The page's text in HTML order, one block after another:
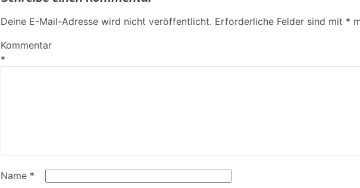
Deine E-Mail-Adresse wird nicht veröffentlicht. Erforderliche Felder sind mit *
Kommentar
*
Name *